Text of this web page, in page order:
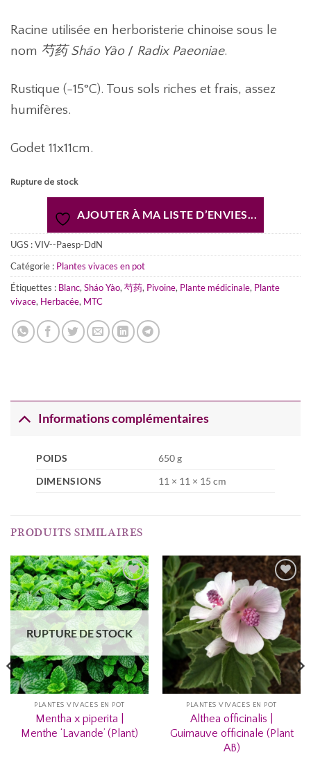
Racine utilisée en herboristerie chinoise sous le
nom 芍药 Sháo Yào / Radix Paeoniae.
Rustique (-15°C). Tous sols riches et frais, assez
humifères.
Godet 11x11cm.
Rupture de stock
AJOUTER À MA LISTE D’ENVIES...
UGS :VIV--Paesp-DdN
Catégorie : Plantes vivaces en pot
Étiquettes : Blanc, Sháo Yào, 芍药, Pivoine, Plante médicinale, Plante
vivace, Herbacée, MTC
Informations complémentaires
POIDS
650 g
DIMENSIONS
11 × 11 × 15 cm
PRODUITS SIMILAIRES
AJOUTER
À MA
D’ENVIES...
RUPTURE DE STOCK
PLANTES VIVACES EN POT
Mentha x piperita |
Menthe ‘Lavande’ (Plant)
AJOUTER
À MA
LISTE
D’ENVIES...
PLANTES VIVACES EN POT
Althea officinalis |
Guimauve officinale (Plant
AB)